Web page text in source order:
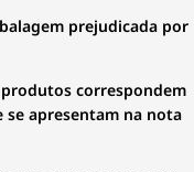
prejudicada por
correspondem
se apresentam na nota